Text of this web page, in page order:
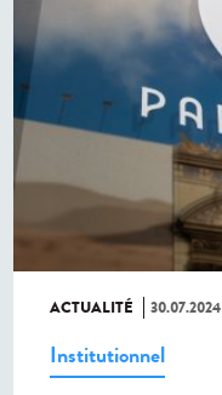
ACTUALITÉ 30.07.2024
Institutionnel